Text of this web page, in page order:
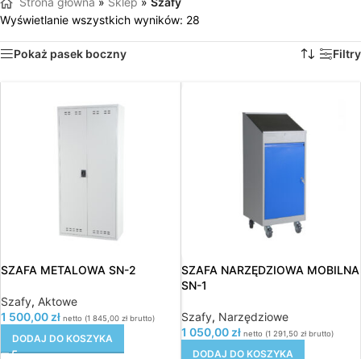
Wyświetlanie wszystkich wyników: 28
Pokaż pasek boczny Filtry
SZAFA METALOWA SN-2
Szafy, Aktowe
1 500,00 zł netto (1 845,00 zł brutto)
DODAJ DO KOSZYKA
SZAFA NARZĘDZIOWA MOBILNA
SN-1
Szafy, Narzędziowe
1 050,00 zł netto (1 291,50 złbrutto)
DODAJ DO KOSZYKA